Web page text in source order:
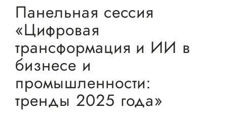
Быть в курсе
Истории успеха
Мероприятия
Новости
Панельная сессия
«Цифровая
трансформация и ИИ в
бизнесе и
промышленности:
тренды 2025 года»